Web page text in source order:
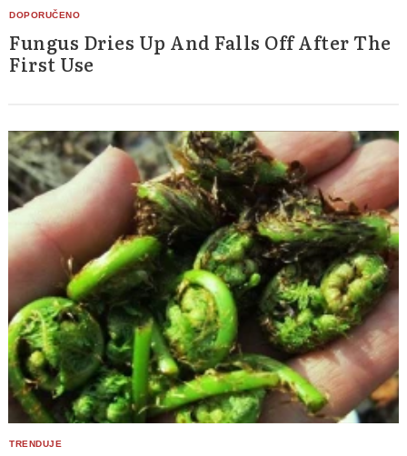
Fungus Dries Up And Falls Off After The
First Use